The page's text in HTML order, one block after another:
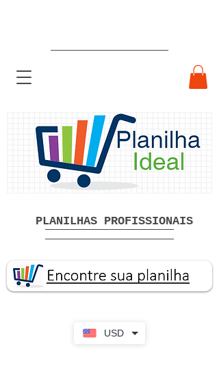
USD
Planilhas Profissionais prontas
Download grátis
PLANILHAS PROFISSIONAIS